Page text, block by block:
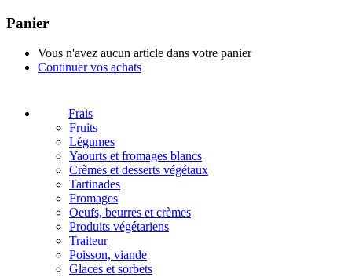
Panier
Vous n'avez aucun article dans votre panier
Continuer vos achats
Frais
Fruits
Légumes
Yaourts et fromages blancs
Crèmes et desserts végétaux
Tartinades
Fromages
Oeufs, beurres et crèmes
Produits végétariens
Traiteur
Poisson, viande
Glaces et sorbets